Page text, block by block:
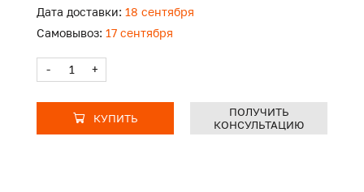
Дата доставки: 18 сентября
Самовывоз: 17 сентября
- +
КУПИТЬ
ПОЛУЧИТЬ
КОНСУЛЬТАЦИЮ